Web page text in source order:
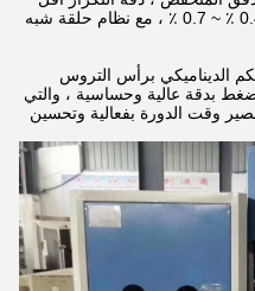
من 0.5٪. خطأ في وزن المنتجات هو 0.4 ٪ ~ 0.7 ٪ ، مع نظام حلقة شبه
الديناميكي برأس التروس
بدقة عالية وحساسية ، والتي
وقت الدورة بفعالية وتحسين